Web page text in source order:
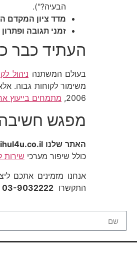
הבעיה?").
מדד ציון המקדם
זמני תגובה ופתרון
העתיד כבר
בעולם המשתנה ניהול
משימור לקוחות גבוה.
2006, מתמחים בייעוץ
מפגש
האתר שלנו
כולל שיפור מערכי שירות
אנחנו מזמינים אתכם
התקשרו 03-9032222 | 0544-814332